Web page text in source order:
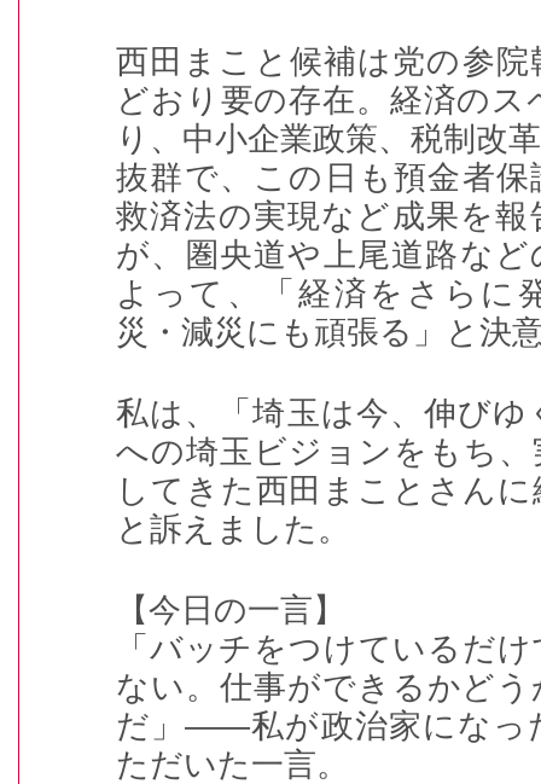
西田まこと候補は党の参
どおり要の存在。経済の
り、中小企業政策、税制改
抜群で、この日も預金者
救済法の実現など成果を
が、圏央道や上尾道路な
よって、「経済をさらに
災・減災にも頑張る」と決
私は、「埼玉は今、伸び
への埼玉ビジョンをもち
してきた西田まことさん
と訴えました。
【今日の一言】
「バッチをつけているだ
ない。仕事ができるかど
だ」――私が政治家になっ
ただいた一言。